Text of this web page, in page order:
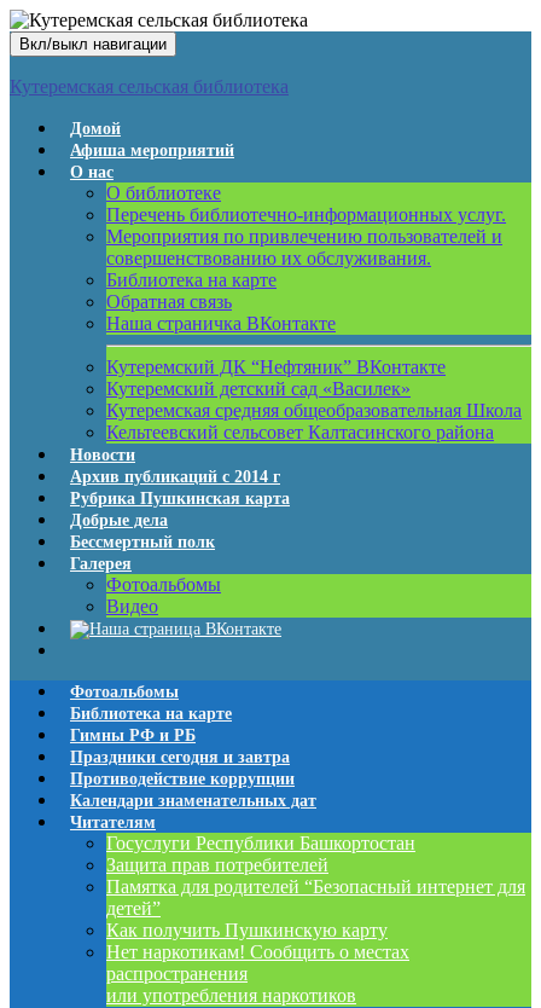
Вкл/выкл навигации
Кутеремская сельская библиотека
Домой
Афиша мероприятий
О нас
О библиотеке
Перечень библиотечно-информационных услуг.
Мероприятия по привлечению пользователей и
совершенствованию их обслуживания.
Библиотека на карте
Обратная связь
Наша страничка ВКонтакте
Кутеремский ДК “Нефтяник” ВКонтакте
Кутеремский детский сад «Василек»
Кутеремская средняя общеобразовательная Школа
Кельтеевский сельсовет Калтасинского района
Новости
Архив публикаций с 2014 г
Рубрика Пушкинская карта
Добрые дела
Бессмертный полк
Галерея
Фотоальбомы
Видео
Фотоальбомы
Библиотека на карте
Гимны РФ и РБ
Праздники сегодня и завтра
Противодействие коррупции
Календари знаменательных дат
Читателям
Госуслуги Республики Башкортостан
Защита прав потребителей
Памятка для родителей “Безопасный интернет для
детей”
Как получить Пушкинскую карту
Нет наркотикам! Сообщить о местах
распространения
или употребления наркотиков